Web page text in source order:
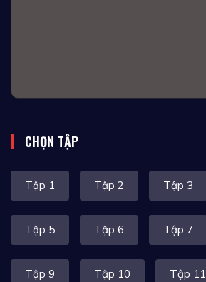
CHỌN TẬP
Tập 1 Tập 2 Tập 3
Tập 5 Tập 6 Tập 7
Tập 9 Tập 10 Tập 11